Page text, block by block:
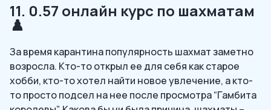
11. 0.57 онлайн курс по шахматам
♟️
За время карантина популярность шахмат заметно
возросла. Кто-то открыл ее для себя как старое
хобби, кто-то хотел найти новое увлечение, а кто-
то просто подсел на нее после просмотра “Гамбита